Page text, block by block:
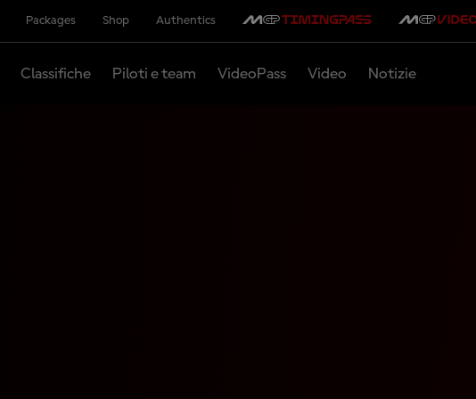
Packages Shop Authentics
Classifiche Piloti e team VideoPass Video Notizie